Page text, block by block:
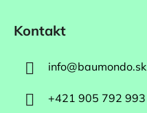
Kontakt
info@baumondo.sk
+421 905 792 993